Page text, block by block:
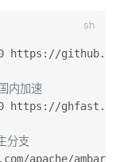
https://
内加速
https://
分支